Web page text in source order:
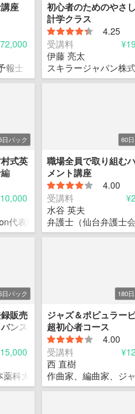
座
報士
初心者のためのやさ
計学クラス
4.25
受講料
伊藤 亮太
スキラージャパン株
日パック
式英
代表取締役
60
職場全員で取り組む
メント講座
4.00
受講料
水谷 英夫
弁護士（仙台弁護士会
日パック
販売
ンス
科大学 客員教授
180
ジャズ＆ポピュラー
超初心者コース
4.00
受講料
西 直樹
作曲家、編曲家、ジ